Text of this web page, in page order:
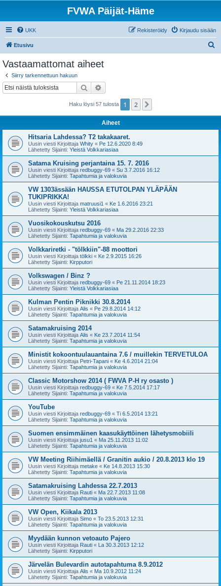
FVWA Päijät-Häme
UKK Kirjaudu sisään
Rekisteröidy
Etusivu
Vastaamattomat aiheet
Siirry tarkennettuun hakuun
Etsi
Haku löysi 57 tulosta 1 2
Aiheet
Hitsaria Lahdessa? T2 takakaaret.
Uusin viesti Kirjoittaja Whity « Pe 12.6.2020 8:49
Lähetetty Sijainti: Yleistä Volkkariasiaa
Satama Kruising perjantaina 15. 7. 2016
Uusin viesti Kirjoittaja redbuggy-69 « Su 3.7.2016 16:12
Lähetetty Sijainti: Tapahtumia ja valokuvia
VW 1303ässään HAUSSA ETUTOLPAN YLÄPÄÄN
TUKIPRIKKA!
Uusin viesti Kirjoittaja matruusi1 « Ke 1.6.2016 23:21
Lähetetty Sijainti: Yleistä Volkkariasiaa
Vuosikokouskutsu 2016
Uusin viesti Kirjoittaja redbuggy-69 « Ma 29.2.2016 22:33
Lähetetty Sijainti: Tapahtumia ja valokuvia
Volkkariretki - "tölkkiin"-88 moottori
Uusin viesti Kirjoittaja tölkki « Ke 2.9.2015 16:26
Lähetetty Sijainti: Kirpputori
Volkswagen / Binz ?
Uusin viesti Kirjoittaja redbuggy-69 « Pe 21.11.2014 18:23
Lähetetty Sijainti: Yleistä Volkkariasiaa
Kulman Pentin Piknikki 30.8.2014
Uusin viesti Kirjoittaja Alis « Pe 29.8.2014 14:12
Lähetetty Sijainti: Tapahtumia ja valokuvia
Satamakruising 2014
Uusin viesti Kirjoittaja Alis « Ke 23.7.2014 11:54
Lähetetty Sijainti: Tapahtumia ja valokuvia
Ministit kokoontuulauantaina 7.6 / muillekin TERVETULOA
Uusin viesti Kirjoittaja Petri-Tapani « Ke 4.6.2014 21:04
Lähetetty Sijainti: Tapahtumia ja valokuvia
Classic Motorshow 2014 ( FWVA P-H ry osasto )
Uusin viesti Kirjoittaja redbuggy-69 « Ke 7.5.2014 17:17
Lähetetty Sijainti: Tapahtumia ja valokuvia
YouTube
Uusin viesti Kirjoittaja redbuggy-69 « Ti 6.5.2014 13:21
Lähetetty Sijainti: Tapahtumia ja valokuvia
Suomen ensimmäinen kaasukäyttöinen lähetysmobiili
Uusin viesti Kirjoittaja jusu1 « Ma 25.11.2013 11:02
Lähetetty Sijainti: Tapahtumia ja valokuvia
VW Meeting Riihimäellä / Granitin aukio / 20.8.2013 klo 19
Uusin viesti Kirjoittaja metake « Ke 14.8.2013 15:30
Lähetetty Sijainti: Tapahtumia ja valokuvia
Satamakruising Lahdessa 22.7.2013
Uusin viesti Kirjoittaja Rauti « Ma 22.7.2013 11:08
Lähetetty Sijainti: Tapahtumia ja valokuvia
VW Open, Kiikala 2013
Uusin viesti Kirjoittaja Simo « To 23.5.2013 12:31
Lähetetty Sijainti: Tapahtumia ja valokuvia
Myydään kunnon vetoauto Pajero
Uusin viesti Kirjoittaja Rauti « La 30.3.2013 12:12
Lähetetty Sijainti: Kirpputori
Järvelän Bulevardin autotapahtuma 8.9.2012
Uusin viesti Kirjoittaja Alis « Ma 10.9.2012 11:24
Lähetetty Sijainti: Tapahtumia ja valokuvia